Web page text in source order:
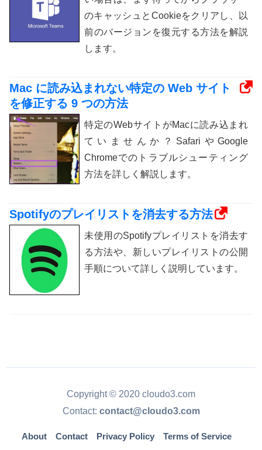
のキャッシュとCookieをクリアし、以
前のバージョンを復元する方法を解説
します。
Mac に読み込まれない特定の Web サイト
を修正する 9 つの方法
特定のWebサイトがMacに読み込まれ
ていませんか？SafariやGoogle
Chromeでのトラブルシューティング
方法を詳しく解説します。
Spotifyのプレイリストを消去する方法
未使用のSpotifyプレイリストを消去す
る方法や、新しいプレイリストの公開
手順について詳しく説明しています。
Copyright © 2020 cloudo3.com
Contact: contact@cloudo3.com
About Contact Privacy Policy
Terms of Service